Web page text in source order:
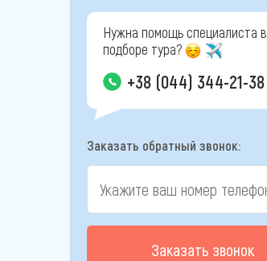
Нужна помощь специалиста в
подборе тура?
+38 (044) 344-21-38
Заказать обратный звонок:
Заказать звонок